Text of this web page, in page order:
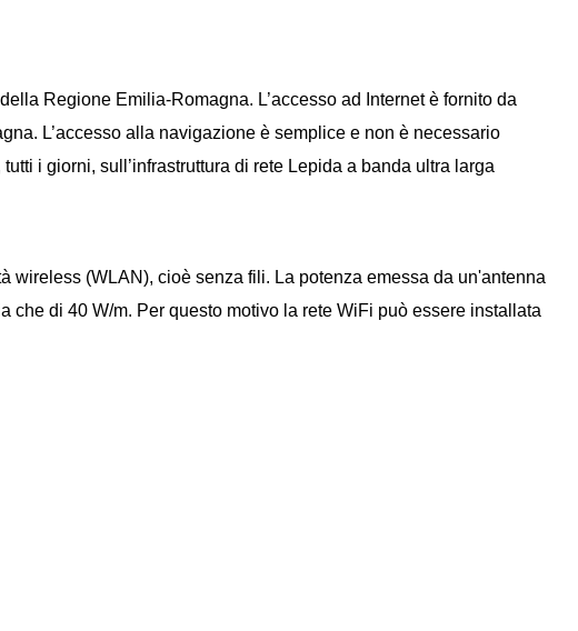
Regione Emilia-Romagna. L’accesso ad Internet è fornito da
L’accesso alla navigazione è semplice e non è necessario
i giorni, sull’infrastruttura di rete Lepida a banda ultra larga
wireless (WLAN), cioè senza fili. La potenza emessa da un'antenna
che di 40 W/m. Per questo motivo la rete WiFi può essere installata